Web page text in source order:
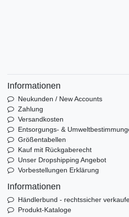
Informationen
Neukunden / New Accounts
Zahlung
Versandkosten
Entsorgungs- &
Größentabellen
Kauf mit Rückgaberecht
Unser Dropshipping Angebot
Vorbestellungen Erklärung
Informationen
Händlerbund - rechtssicher
Produkt-Kataloge